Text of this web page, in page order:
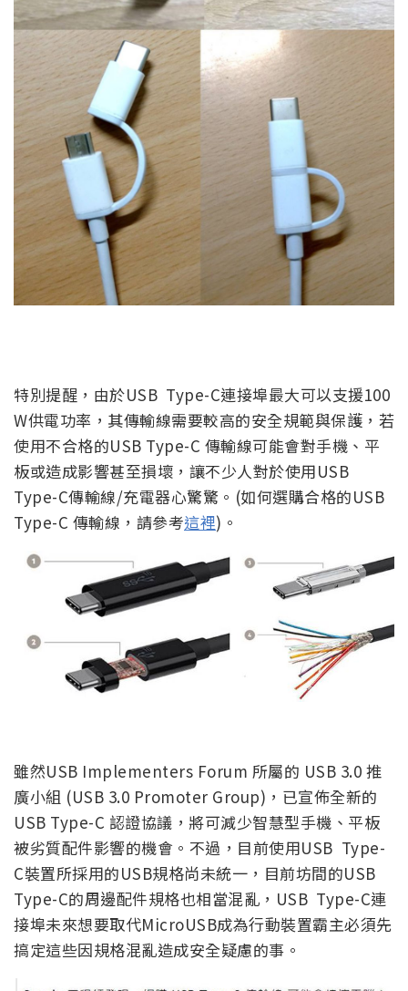
特別提醒，由於USB Type-C連接埠最大可以支援100
W供電功率，其傳輸線需要較高的安全規範與保護，若
使用不合格的USB Type-C 傳輸線可能會對手機、平
板或造成影響甚至損壞，讓不少人對於使用USB
Type-C傳輸線/充電器心驚驚。(如何選購合格的USB
Type-C 傳輸線，請參考這裡)。
雖然USB Implementers Forum 所屬的 USB 3.0 推
廣小組 (USB 3.0 Promoter Group)，已宣佈全新的
USB Type-C 認證協議，將可減少智慧型手機、平板
被劣質配件影響的機會。不過，目前使用USB Type-
C裝置所採用的USB規格尚未統一，目前坊間的USB
Type-C的周邊配件規格也相當混亂，USB Type-C連
接埠未來想要取代MicroUSB成為行動裝置霸主必須先
搞定這些因規格混亂造成安全疑慮的事。